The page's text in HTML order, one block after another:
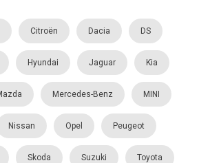
Citroën Dacia DS
Hyundai Jaguar Kia
Mercedes-Benz MINI
Nissan Opel Peugeot
Skoda Suzuki Toyota